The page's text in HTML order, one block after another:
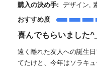
購入の決め手: デザイン,
おすすめ度
喜んでもらいました
遠く離れた友人への誕生
てたけと、今年はソラキ